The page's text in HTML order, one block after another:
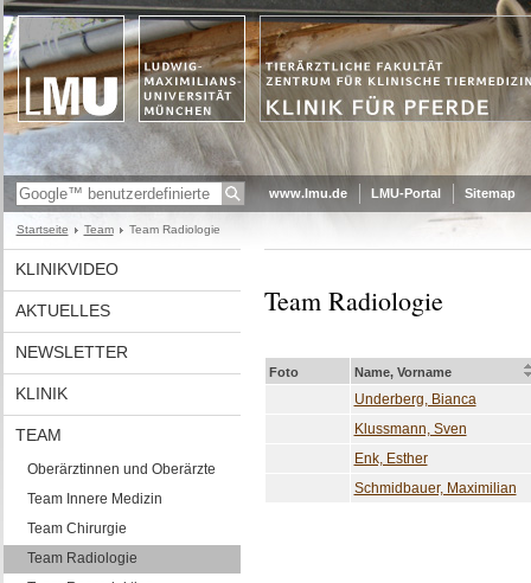
www.lmu.de LMU-Portal Sitemap
Startseite Team Team Radiologie
KLINIKVIDEO
AKTUELLES
NEWSLETTER
KLINIK
TEAM
Oberärztinnen und Oberärzte
Team Innere Medizin
Team Chirurgie
Team Radiologie
Team Radiologie
Foto Name, Vorname
Underberg, Bianca
Klussmann, Sven
Enk, Esther
Schmidbauer, Maximilian